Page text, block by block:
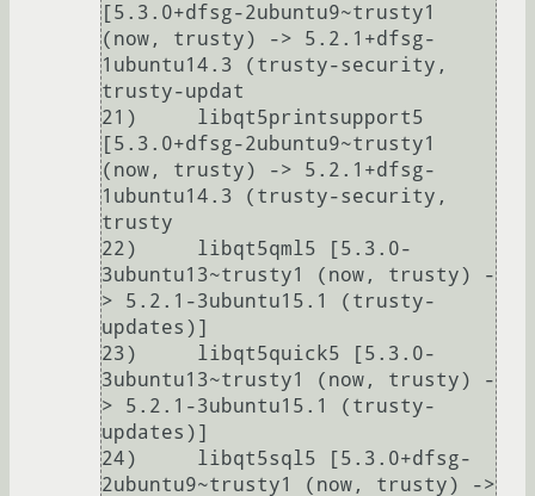
[5.3.0+dfsg-2ubuntu9~trusty1
(now, trusty) -> 5.2.1+dfsg-
1ubuntu14.3 (trusty-security,
trusty-updat
21)     libqt5printsupport5
[5.3.0+dfsg-2ubuntu9~trusty1
(now, trusty) -> 5.2.1+dfsg-
1ubuntu14.3 (trusty-security,
trusty
22)     libqt5qml5 [5.3.0-
3ubuntu13~trusty1 (now, trusty) -
> 5.2.1-3ubuntu15.1 (trusty-
updates)]
23)     libqt5quick5 [5.3.0-
3ubuntu13~trusty1 (now, trusty) -
> 5.2.1-3ubuntu15.1 (trusty-
updates)]
24)     libqt5sql5 [5.3.0+dfsg-
2ubuntu9~trusty1 (now, trusty) ->